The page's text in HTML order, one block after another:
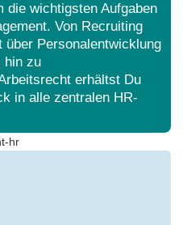
die wichtigsten Aufgaben
Von Recruiting
über Personalentwicklung
hin zu
erhältst Du
in alle zentralen HR-